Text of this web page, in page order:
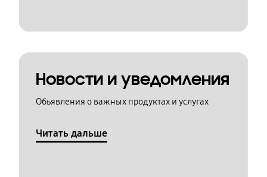
Новости и уведомления
Обьявления о важных продуктах и услугах
Читать дальше